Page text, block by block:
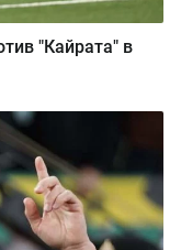
"Кайрата" в